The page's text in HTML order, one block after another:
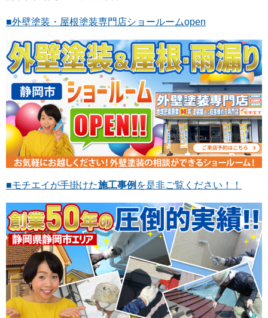
■外壁塗装・屋根塗装専門店ショールームopen
■モチエイが手掛けた施工事例 を是非ご覧ください！！